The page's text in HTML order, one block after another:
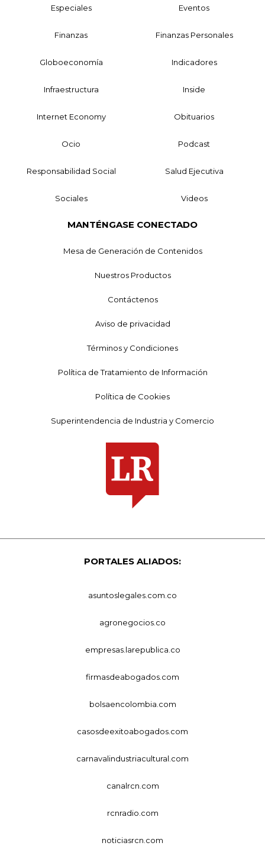
Especiales Eventos
Finanzas Finanzas Personales
Globoeconomía Indicadores
Infraestructura Inside
Internet Economy Obituarios
Ocio Podcast
Responsabilidad Social Salud Ejecutiva
Sociales Videos
MANTÉNGASE CONECTADO
Mesa de Generación de Contenidos
Nuestros Productos
Contáctenos
Aviso de privacidad
Términos y Condiciones
Política de Tratamiento de Información
Política de Cookies
Superintendencia de Industria y Comercio
PORTALES ALIADOS:
asuntoslegales.com.co
agronegocios.co
empresas.larepublica.co
firmasdeabogados.com
bolsaencolombia.com
casosdeexitoabogados.com
carnavalindustriacultural.com
canalrcn.com
rcnradio.com
noticiasrcn.com